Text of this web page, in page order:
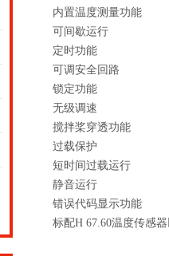
内置温度测量功能
可间歇运行
定时功能
可调安全回路
锁定功能
无级调速
搅拌桨穿透功能
过载保护
短时间过载运行
静音运行
错误代码显示功能
标配H 67.60温度传感